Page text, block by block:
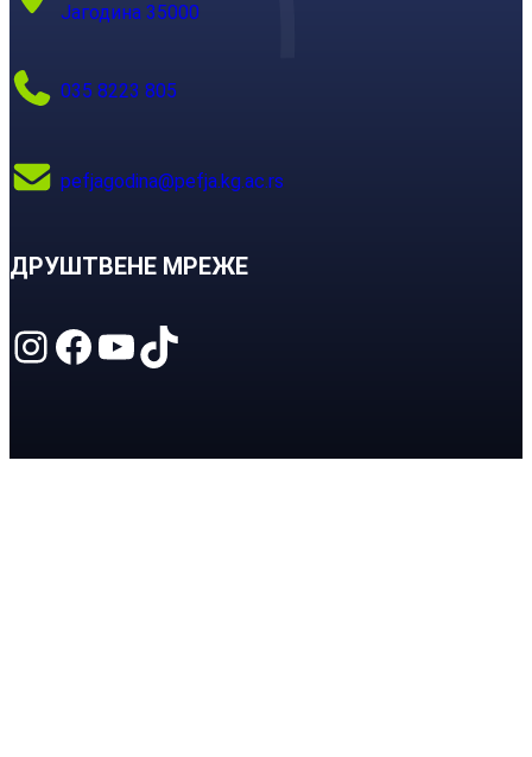
Јагодина 35000
035 8223 805
pefjagodina@pefja.kg.ac.rs
ДРУШТВЕНЕ МРЕЖЕ
Instagram Facebook YouTube TikTok